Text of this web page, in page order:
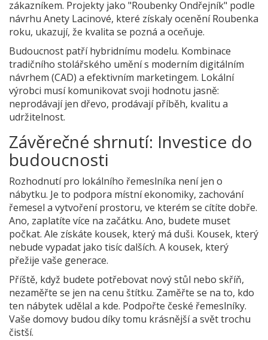
zákazníkem. Projekty jako "Roubenky Ondřejník" podle
návrhu Anety Lacinové, které získaly ocenění Roubenka
roku, ukazují, že kvalita se pozná a oceňuje.
Budoucnost patří hybridnímu modelu. Kombinace
tradičního stolářského umění s moderním digitálním
návrhem (CAD) a efektivním marketingem. Lokální
výrobci musí komunikovat svoji hodnotu jasně:
neprodávají jen dřevo, prodávají příběh, kvalitu a
udržitelnost.
Závěrečné shrnutí: Investice do
budoucnosti
Rozhodnutí pro lokálního řemeslníka není jen o
nábytku. Je to podpora místní ekonomiky, zachování
řemesel a vytvoření prostoru, ve kterém se cítíte dobře.
Ano, zaplatíte více na začátku. Ano, budete muset
počkat. Ale získáte kousek, který má duši. Kousek, který
nebude vypadat jako tisíc dalších. A kousek, který
přežije vaše generace.
Příště, když budete potřebovat nový stůl nebo skříň,
nezaměřte se jen na cenu štítku. Zaměřte se na to, kdo
ten nábytek udělal a kde. Podpořte české řemeslníky.
Vaše domovy budou díky tomu krásnější a svět trochu
čistší.